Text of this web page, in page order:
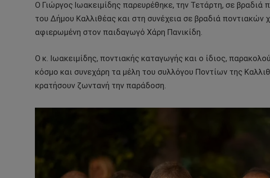
Ο Γιώργος Ιωακειμίδης παρευρέθηκε, την Τετάρτη, σε βραδιά
του Δήμου Καλλιθέας και στη συνέχεια σε βραδιά ποντιακών
αφιερωμένη στον παιδαγωγό Χάρη Πανικίδη.
Ο κ. Ιωακειμίδης, ποντιακής καταγωγής και ο ίδιος,
κόσμο και συνεχάρη τα μέλη του συλλόγου Ποντίων της
κρατήσουν ζωντανή την παράδοση.